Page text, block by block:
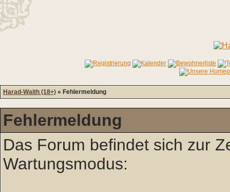
Harad-Waith (18+) » Fehlermeldung
Fehlermeldung
Das Forum befindet sich zur
Wartungsmodus: